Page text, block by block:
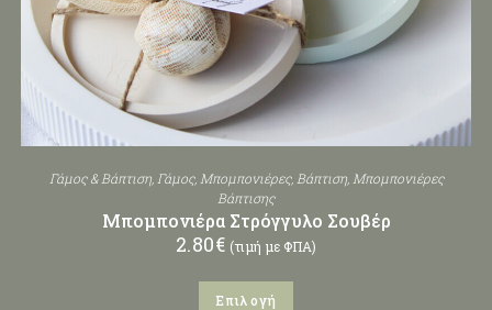
Γάμος & Βάπτιση, Γάμος, Μπομπονιέρες, Βάπτιση, Μπομπονιέρες
Βάπτισης
Μπομπονιέρα Στρόγγυλο Σουβέρ
2.80€ (τιμή με ΦΠΑ)
Επιλογή